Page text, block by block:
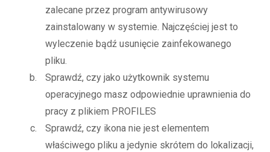
zalecane przez program antywirusowy
zainstalowany w systemie. Najczęściej jest to
wyleczenie bądź usunięcie zainfekowanego
pliku.
Sprawdź, czy jako użytkownik systemu
operacyjnego masz odpowiednie uprawnienia do
pracy z plikiem PROFILES
Sprawdź, czy ikona nie jest elementem
właściwego pliku a jedynie skrótem do lokalizacji,